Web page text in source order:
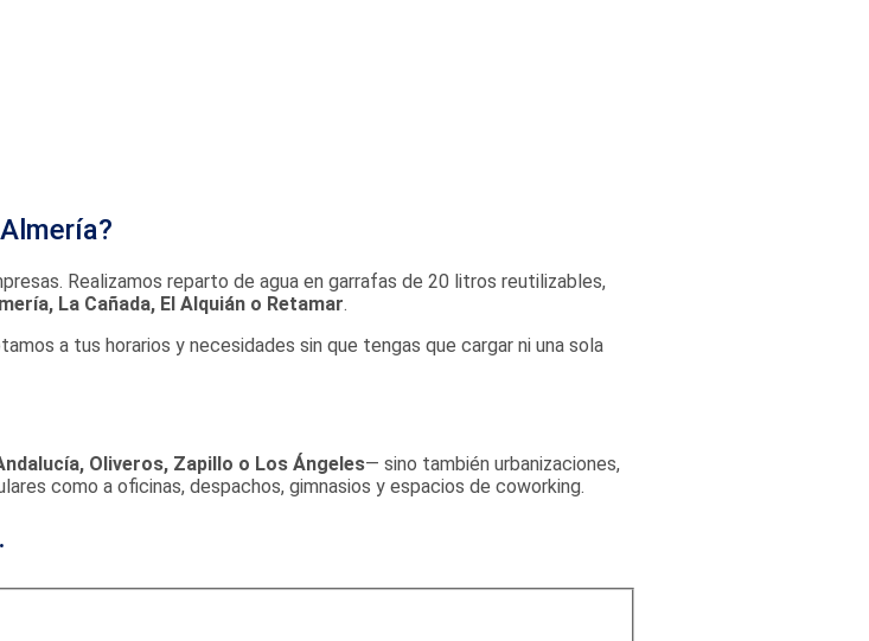
Realizamos reparto de agua en garrafas de 20 litros reutilizables,
La Cañada, El Alquián o Retamar.
a tus horarios y necesidades sin que tengas que cargar ni una sola
Oliveros, Zapillo o Los Ángeles— sino también urbanizaciones,
como a oficinas, despachos, gimnasios y espacios de coworking.